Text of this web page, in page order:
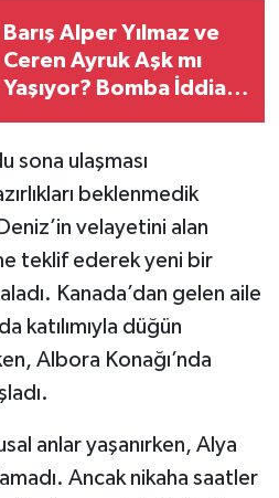
Barış Alper Yılmaz ve
Ceren Ayruk Aşk mı
Yaşıyor? Bomba İddia
sona ulaşması
beklenmedik
velayetini alan
teklif ederek yeni bir
Kanada’dan gelen aile
katılımıyla düğün
Albora Konağı’nda
anlar yaşanırken, Alya
Ancak nikaha saatler